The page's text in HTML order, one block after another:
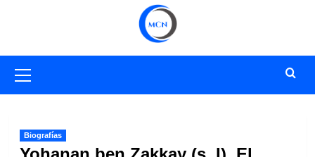
primario
Biografías